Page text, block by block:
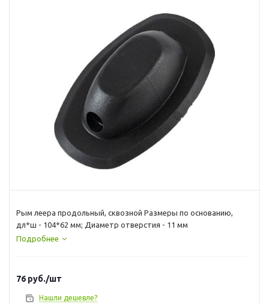
Рым леера продольный, сквозной Размеры по основанию,
дл*ш - 104*62 мм; Диаметр отверстия - 11 мм
Подробнее
76 руб./шт
Нашли дешевле?